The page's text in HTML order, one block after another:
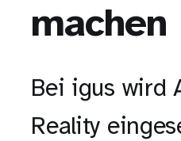
machen
Bei igus wird
Reality